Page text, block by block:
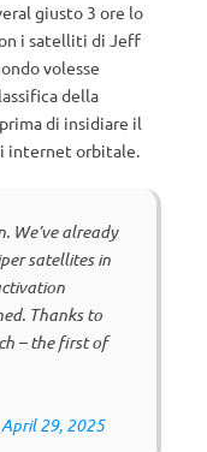
giusto 3 ore lo
i satelliti di Jeff
volesse
della
di insidiare il
internet orbitale.
We’ve already
satellites in
Thanks to
– the first of
April 29, 2025